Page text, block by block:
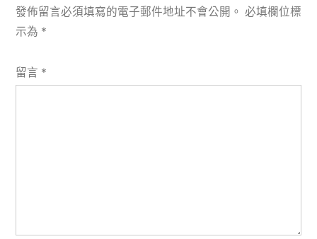
發佈留言必須填寫的電子郵件地址不會公開。 必填欄位標
示為 *
留言 *